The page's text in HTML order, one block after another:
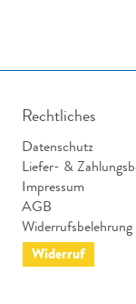
Rechtliches
Datenschutz
Liefer- &
Impressum
AGB
Widerrufsbelehrung
Widerruf